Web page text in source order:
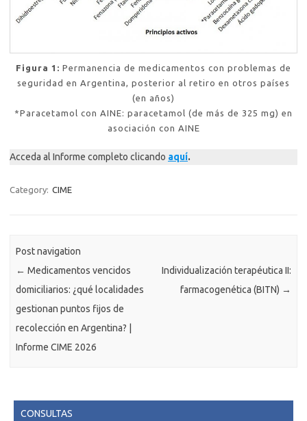
Figura 1: Permanencia de medicamentos con problemas de
seguridad en Argentina, posterior al retiro en otros países
(en años)
*Paracetamol con AINE: paracetamol (de más de 325 mg) en
asociación con AINE
Acceda al Informe completo clicando aquí.
Category: CIME
Post navigation
← Medicamentos vencidos
domiciliarios: ¿qué localidades
gestionan puntos fijos de
recolección en Argentina? |
Informe CIME 2026
Individualización terapéutica II:
farmacogenética (BITN) →
CONSULTAS